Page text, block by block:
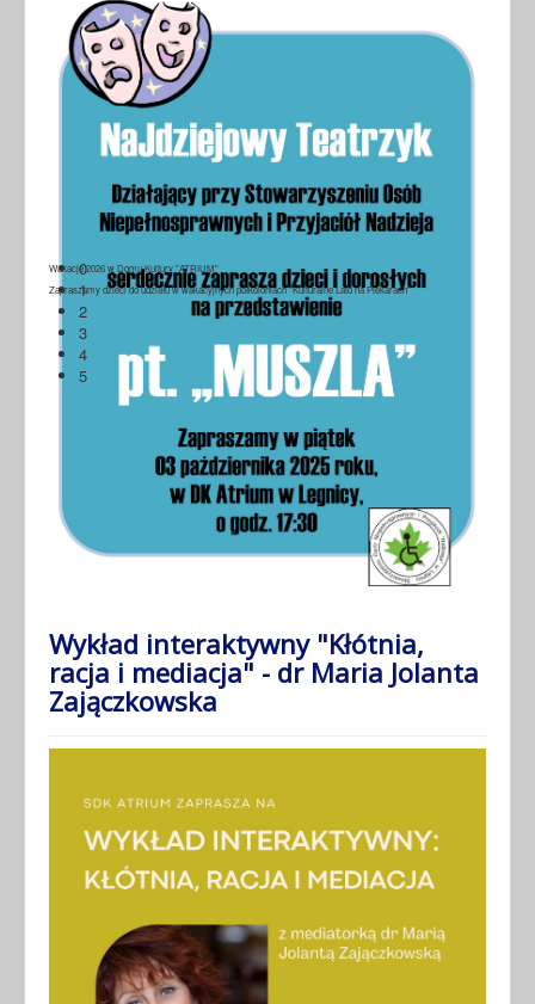
Wakacje 2026 w Domu Kultury "ATRIUM"
Zapraszamy dzieci do udziału w wakacyjnych półkoloniach "Kulturalne Lato na Piekarach"
0
1
2
3
4
5
Wykład interaktywny "Kłótnia,
racja i mediacja" - dr Maria Jolanta
Zajączkowska